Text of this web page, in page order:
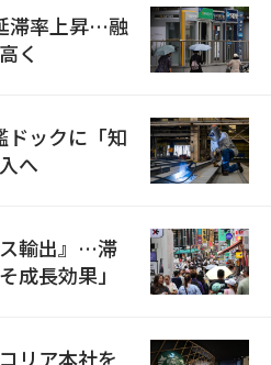
滞率上昇…融
く
ドックに「知
へ
輸出』…滞
成長効果」
リア本社を